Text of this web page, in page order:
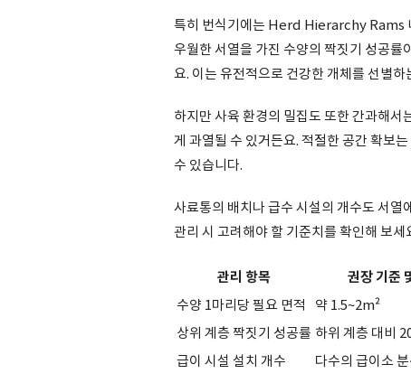
특히 번식기에는 Herd Hierarchy Rams
우월한 서열을 가진 수양의 짝짓기 성공률
요. 이는 유전적으로 건강한 개체를 선별
하지만 사육 환경의 밀집도 또한 간과해서
게 과열될 수 있거든요. 적절한 공간 확보
수 있습니다.
사료통의 배치나 급수 시설의 개수도 서열
관리 시 고려해야 할 기준치를 확인해 보세
관리 항목 권장 기준
수양 1마리당 필요 면적 약 1.5~2m²
상위 계층 짝짓기 성공률 하위 계층 대비
급이 시설 설치 개수
다수의 급이소 분